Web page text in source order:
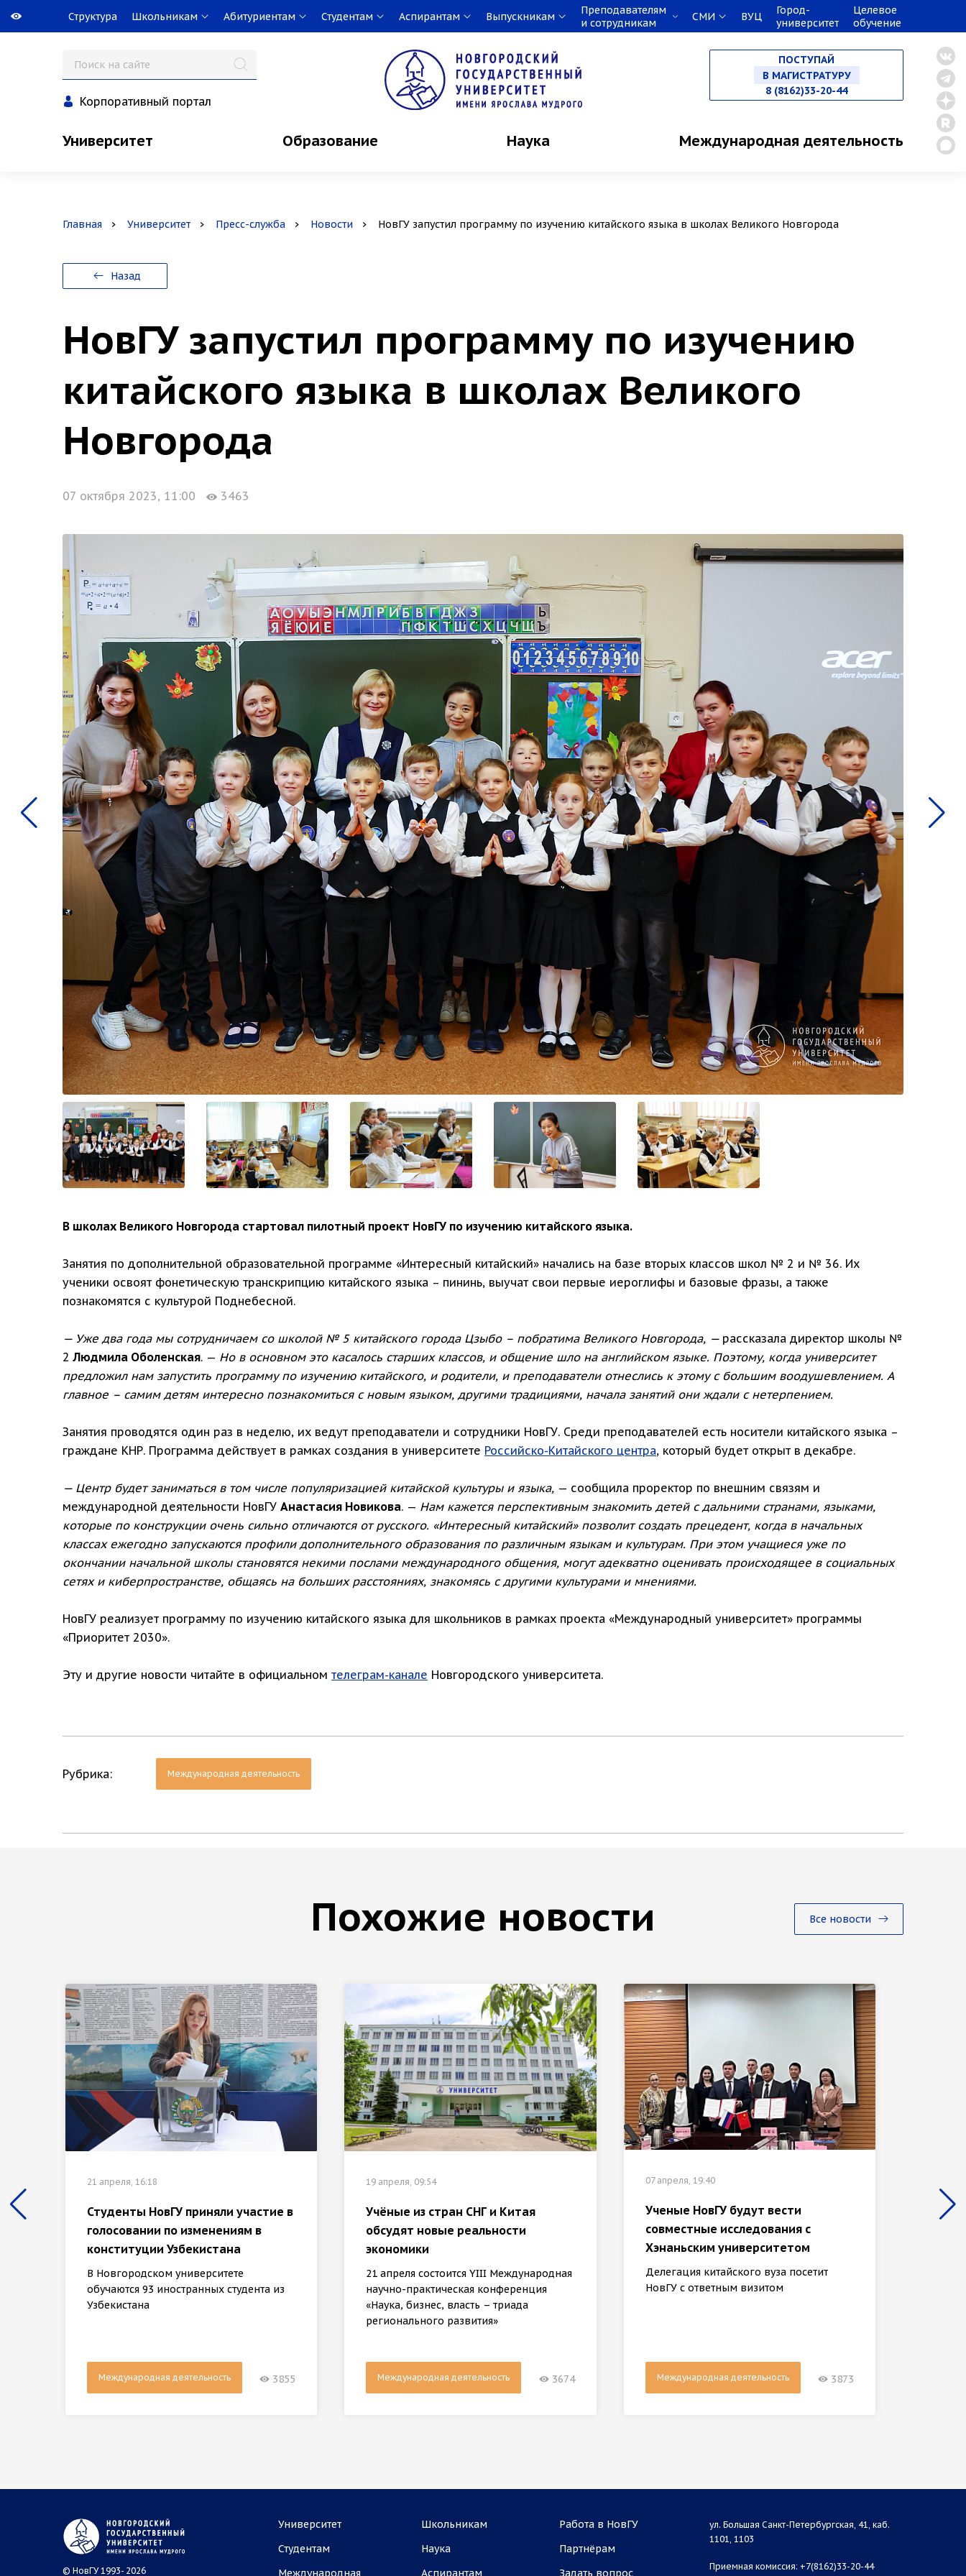
Структура Школьникам Абитуриентам Студентам Аспирантам Выпускникам
Преподавателям
и сотрудникам
СМИ ВУЦ
Город-
университет
Целевое
обучение
Корпоративный портал
ПОСТУПАЙ
НА СПЕЦИАЛИТЕТ
В МАГИСТРАТУРУ
8 (8162)33-20-44
Университет Образование Наука Международная деятельность
Главная Университет Пресс-служба Новости НовГУ запустил программу по изучению китайского языка в школах Великого Новгорода
Назад
НовГУ запустил программу по изучению
китайского языка в школах Великого
Новгорода
07 октября 2023, 11:00 3463
В школах Великого Новгорода стартовал пилотный проект НовГУ по изучению китайского языка.
Занятия по дополнительной образовательной программе «Интересный китайский» начались на базе вторых классов школ № 2 и № 36. Их
ученики освоят фонетическую транскрипцию китайского языка – пининь, выучат свои первые иероглифы и базовые фразы, а также
познакомятся с культурой Поднебесной.
— Уже два года мы сотрудничаем со школой № 5 китайского города Цзыбо – побратима Великого Новгорода, — рассказала директор школы №
2Людмила Оболенская. — Но в основном это касалось старших классов, и общение шло на английском языке. Поэтому, когда университет
предложил нам запустить программу по изучению китайского, и родители, и преподаватели отнеслись к этому с большим воодушевлением. А
главное – самим детям интересно познакомиться с новым языком, другими традициями, начала занятий они ждали с нетерпением.
Занятия проводятся один раз в неделю, их ведут преподаватели и сотрудники НовГУ. Среди преподавателей есть носители китайского языка –
граждане КНР. Программа действует в рамках создания в университете Российско-Китайского центра, который будет открыт в декабре.
— Центр будет заниматься в том числе популяризацией китайской культуры и языка, — сообщила проректор по внешним связям и
международной деятельности НовГУ Анастасия Новикова. — Нам кажется перспективным знакомить детей с дальними странами, языками,
которые по конструкции очень сильно отличаются от русского. «Интересный китайский» позволит создать прецедент, когда в начальных
классах ежегодно запускаются профили дополнительного образования по различным языкам и культурам. При этом учащиеся уже по
окончании начальной школы становятся некими послами международного общения, могут адекватно оценивать происходящее в социальных
сетях и киберпространстве, общаясь на больших расстояниях, знакомясь с другими культурами и мнениями.
НовГУ реализует программу по изучению китайского языка для школьников в рамках проекта «Международный университет» программы
«Приоритет 2030».
Эту и другие новости читайте в официальном телеграм-канале Новгородского университета.
Рубрика: Международная деятельность
Похожие новости Все новости
21 апреля, 16:18
Студенты НовГУ приняли участие в
голосовании по изменениям в
конституции Узбекистана
В Новгородском университете
обучаются 93 иностранных студента из
Узбекистана
Международная деятельность 3855
19 апреля, 09:54
Учёные из стран СНГ и Китая
обсудят новые реальности
экономики
21 апреля состоится YIII Международная
научно-практическая конференция
«Наука, бизнес, власть – триада
регионального развития»
Международная деятельность 3674
07 апреля, 19:40
Ученые НовГУ будут вести
совместные исследования с
Хэнаньским университетом
Делегация китайского вуза посетит
НовГУ с ответным визитом
Международная деятельность 3873
© НовГУ 1993- 2026
Университет
Студентам
Международная
Школьникам
Наука
Аспирантам
Работа в НовГУ
Партнёрам
Задать вопрос
ул. Большая Санкт-Петербургская, 41, каб.
1101, 1103
Приемная комиссия: +7(8162)33-20-44